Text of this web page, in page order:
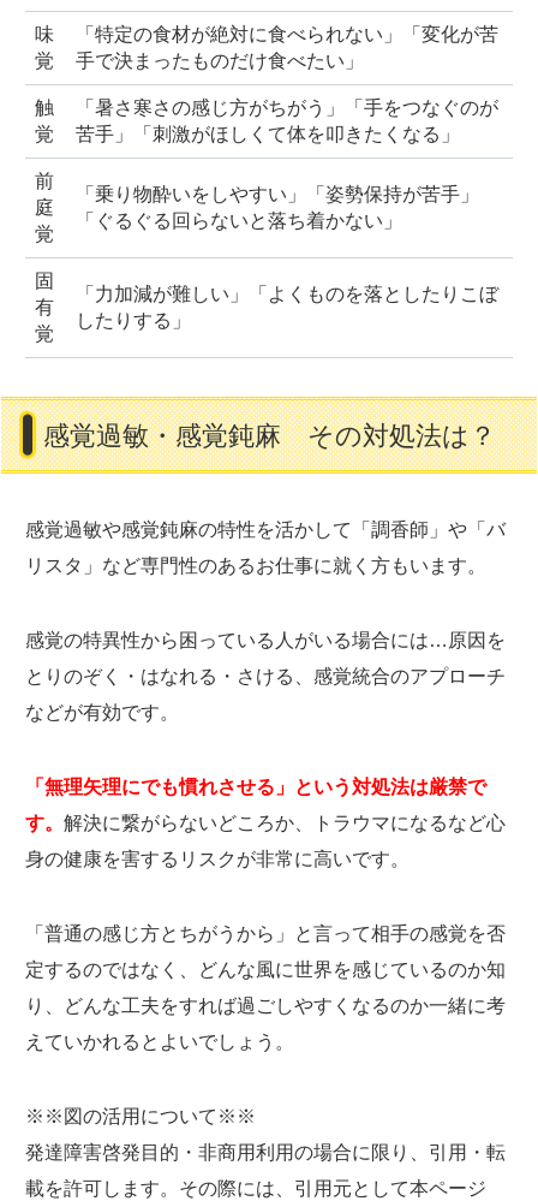
味
覚
「特定の食材が絶対に食べられない」「変化が苦
手で決まったものだけ食べたい」
触
覚
「暑さ寒さの感じ方がちがう」「手をつなぐのが
苦手」「刺激がほしくて体を叩きたくなる」
前
庭
覚
「乗り物酔いをしやすい」「姿勢保持が苦手」
「ぐるぐる回らないと落ち着かない」
固
有
覚
「力加減が難しい」「よくものを落としたりこぼ
したりする」
感覚過敏・感覚鈍麻 その対処法は？
感覚過敏や感覚鈍麻の特性を活かして「調香師」や「バ
リスタ」など専門性のあるお仕事に就く方もいます。
感覚の特異性から困っている人がいる場合には… 原因を
とりのぞく・はなれる・さける、 感覚統合のアプローチ
などが有効です。
「無理矢理にでも慣れさせる」という対処法は厳禁で
す。 解決に繋がらないどころか、トラウマになるなど心
身の健康を害するリスクが非常に高いです。
「普通の感じ方とちがうから」と言って相手の感覚を否
定するのではなく、どんな風に世界を感じているのか知
り、どんな工夫をすれば過ごしやすくなるのか一緒に考
えていかれるとよいでしょう。
※※図の活用について※※
発達障害啓発目的・非商用利用の場合に限り、引用・転
載を許可します。その際には、引用元として本ページ